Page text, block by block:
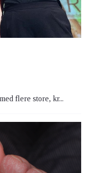
flere store, kr...